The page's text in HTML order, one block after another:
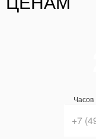
Часов